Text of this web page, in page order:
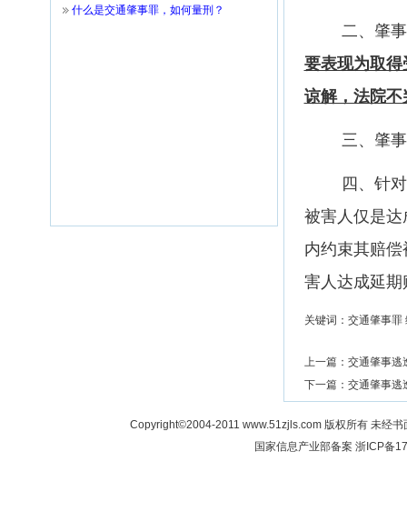
什么是交通肇事罪，如何量刑？
二、肇事的
要表现为取
谅解，法院不
三、肇事
四、针对交
被害人仅是
内约束其赔
害人达成延
关键词：交通肇事罪
上一篇： 交通肇事逃
下一篇： 交通肇事逃
Copyright©2004-2011 www.51zjls.com 版权所有 未经
国家信息产业部备案 浙ICP备